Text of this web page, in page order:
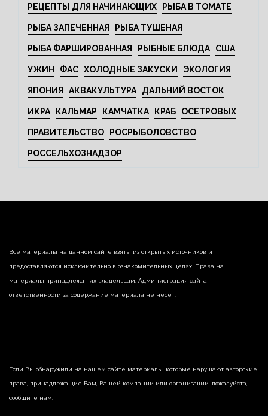
РЕЦЕПТЫ ДЛЯ НАЧИНАЮЩИХ РЫБА В ТОМАТЕ
РЫБА ЗАПЕЧЕННАЯ РЫБА ТУШЕНАЯ
РЫБА ФАРШИРОВАННАЯ РЫБНЫЕ БЛЮДА США
УЖИН ФАС ХОЛОДНЫЕ ЗАКУСКИ ЭКОЛОГИЯ
ЯПОНИЯ АКВАКУЛЬТУРА ДАЛЬНИЙ ВОСТОК
ИКРА КАЛЬМАР КАМЧАТКА КРАБ ОСЕТРОВЫХ
ПРАВИТЕЛЬСТВО РОСРЫБОЛОВСТВО
РОССЕЛЬХОЗНАДЗОР
Все материалы на данном сайте взяты из открытых источников и
предоставляются исключительно в ознакомительных целях. Права на
материалы принадлежат их владельцам. Администрация сайта
ответственности за содержание материала не несет.
Если Вы обнаружили на нашем сайте материалы, которые нарушают авторские
права, принадлежащие Вам, Вашей компании или организации, пожалуйста,
сообщите нам.